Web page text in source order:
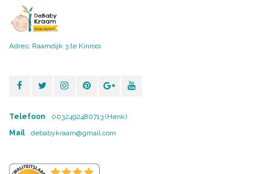
Adres: Raamdijk 3 te Kinrooi
Telefoon
0032492480713 (Henk)
Mail
debabykraam@gmail.com